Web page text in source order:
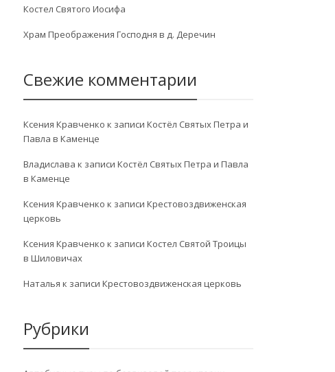
Костел Святого Иосифа
Храм Преображения Господня в д. Деречин
Свежие комментарии
Ксения Кравченко к записи Костёл Святых Петра и
Павла в Каменце
Владислава к записи Костёл Святых Петра и Павла
в Каменце
Ксения Кравченко к записи Крестовоздвиженская
церковь
Ксения Кравченко к записи Костел Святой Троицы
в Шиловичах
Наталья к записи Крестовоздвиженская церковь
Рубрики